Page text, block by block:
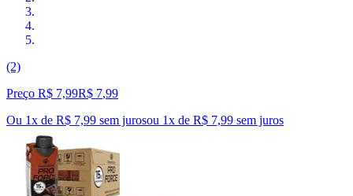
(2)
Preço R$ 7,99R$ 7,99
Ou 1x de R$ 7,99 sem jurosou 1x de R$ 7,99 sem juros